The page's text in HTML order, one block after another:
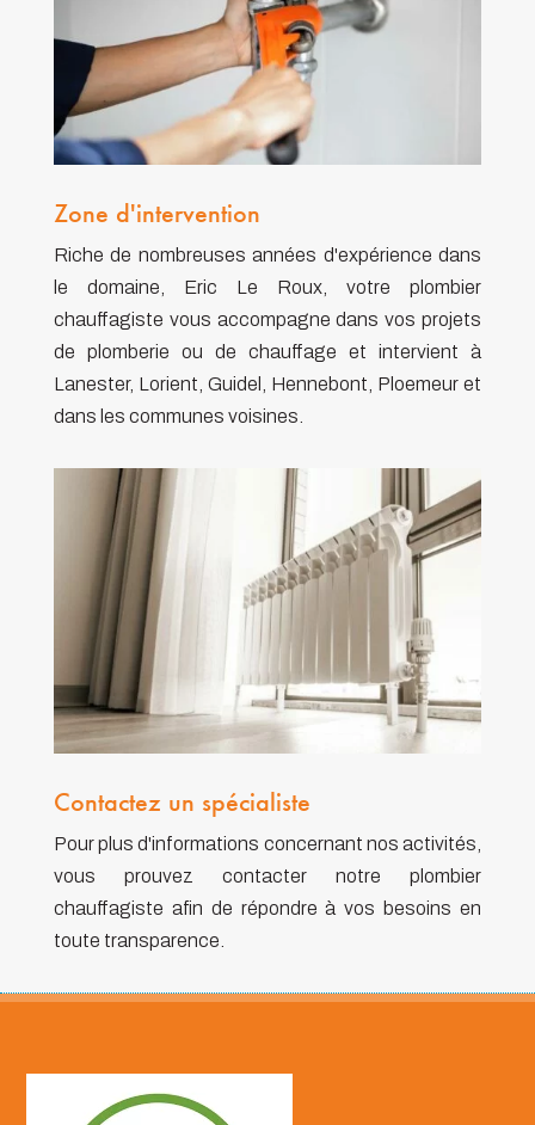
Zone d'intervention
Riche de nombreuses années d'expérience dans
le domaine, Eric Le Roux, votre plombier
chauffagiste vous accompagne dans vos projets
de plomberie ou de chauffage et intervient à
Lanester, Lorient, Guidel, Hennebont, Ploemeur et
dans les communes voisines.
Contactez un spécialiste
Pour plus d'informations concernant nos activités,
vous prouvez contacter notre plombier
chauffagiste afin de répondre à vos besoins en
toute transparence.